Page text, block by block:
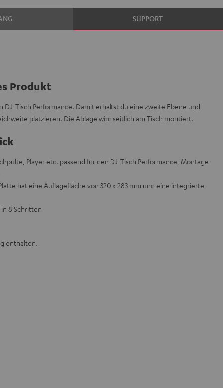
SUPPORT
Produkt
DJ-Tisch Performance. Damit erhältst du eine zweite Ebene und
platzieren. Die Ablage wird seitlich am Tisch montiert.
Player etc. passend für den DJ-Tisch Performance, Montage
hat eine Auflagefläche von 320 x 283 mm und eine integrierte
in 8 Schritten
enthalten.